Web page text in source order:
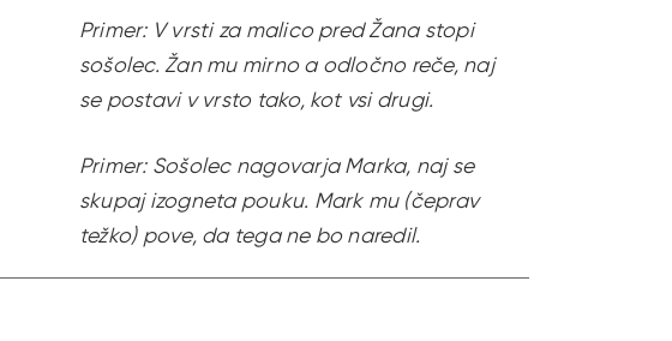
Primer: V vrsti za malico pred Žana stopi
sošolec. Žan mu mirno a odločno reče, naj
se postavi v vrsto tako, kot vsi drugi.
Primer: Sošolec nagovarja Marka, naj se
skupaj izogneta pouku. Mark mu (čeprav
težko) pove, da tega ne bo naredil.